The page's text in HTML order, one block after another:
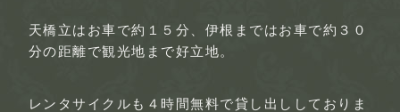
天橋立はお車で約１５分、伊根まではお車で約３０
分の距離で観光地まで好立地。
レンタサイクルも４時間無料で貸し出ししておりま